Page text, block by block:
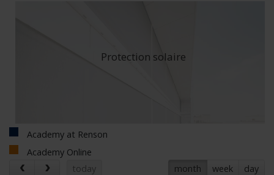
Protection solaire
Academy at Renson
Academy Online
today
month week day